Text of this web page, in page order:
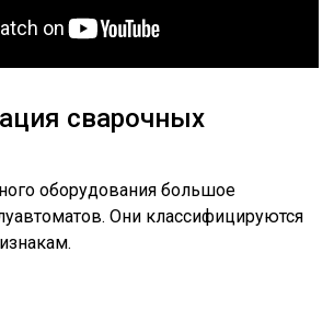
сварочных
оборудования большое
Они классифицируются